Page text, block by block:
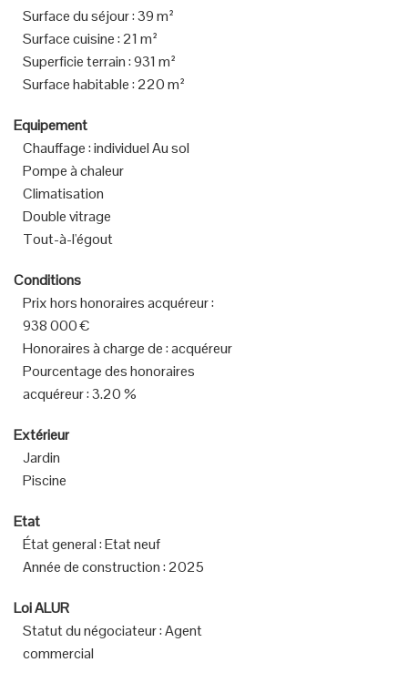
Surface du séjour:39 m²
Surface cuisine:21 m²
Superficie terrain:931 m²
Surface habitable:220 m²
Equipement
Chauffage:individuel Au sol
Pompe à chaleur
Climatisation
Double vitrage
Tout-à-l'égout
Conditions
Prix hors honoraires acquéreur:
938 000 €
Honoraires à charge de:acquéreur
Pourcentage des honoraires
acquéreur:3.20 %
Extérieur
Jardin
Piscine
Etat
État general:Etat neuf
Année de construction:2025
Loi ALUR
Statut du négociateur:Agent
commercial